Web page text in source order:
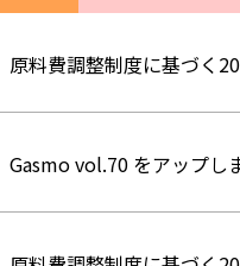
原料費調整制度に基づく
Gasmo vol.70 をアップし